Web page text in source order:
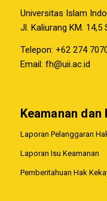
Universitas Islam
Jl. Kaliurang KM.
Telepon: +62 274
Email: fh@uii.ac.id
Keamanan
Laporan Pelanggaran
Laporan Isu Keamanan
Pemberitahuan Hak